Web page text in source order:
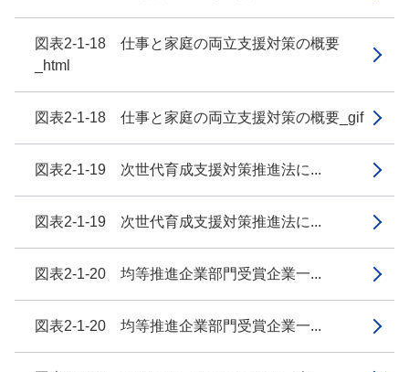
図表2-1-18 仕事と家庭の両立支援対策の概要
_html
図表2-1-18 仕事と家庭の両立支援対策の概要_gif
図表2-1-19 次世代育成支援対策推進法に...
図表2-1-19 次世代育成支援対策推進法に...
図表2-1-20 均等推進企業部門受賞企業一...
図表2-1-20 均等推進企業部門受賞企業一...